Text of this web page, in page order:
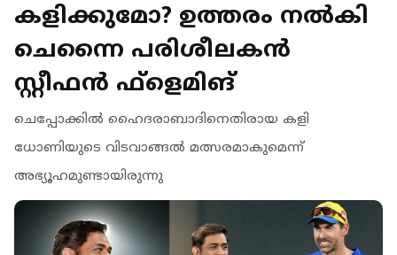
കളിക്കുമോ? ഉത്തരം നല്‍കി
ചെന്നൈ പരിശീലകന്‍
സ്റ്റീഫന്‍ ഫ്‌ളെമിങ്
ചെപ്പോക്കില്‍ ഹൈദരാബാദിനെതിരായ കളി
ധോണിയുടെ വിടവാങ്ങല്‍ മത്സരമാകുമെന്ന്
അഭ്യൂഹമുണ്ടായിരുന്നു